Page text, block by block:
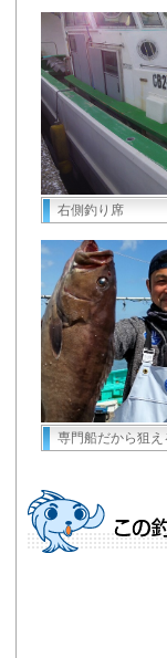
右側釣り席
専門船だから狙え